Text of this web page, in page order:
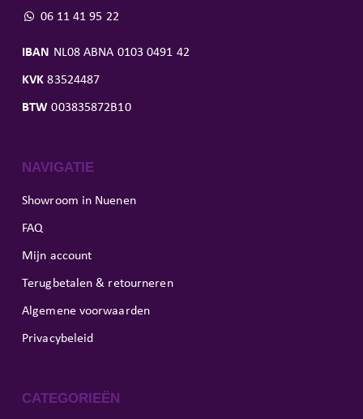
06 11 41 95 22
IBAN NL08 ABNA 0103 0491 42
KVK 83524487
BTW 003835872B10
NAVIGATIE
Showroom in Nuenen
FAQ
Mijn account
Terugbetalen & retourneren
Algemene voorwaarden
Privacybeleid
CATEGORIEËN